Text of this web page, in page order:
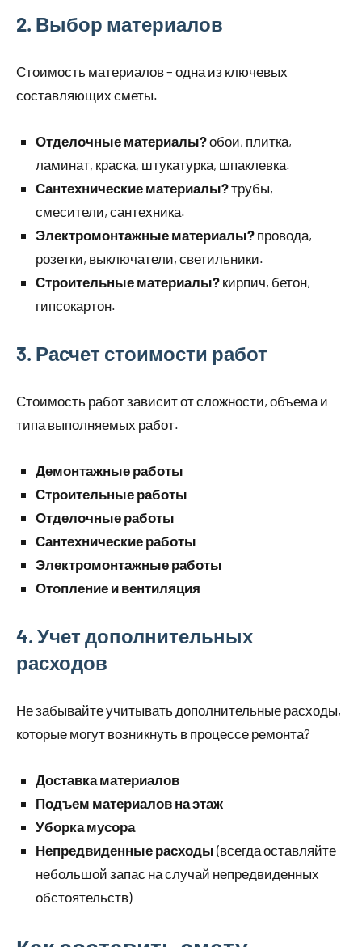
2. Выбор материалов
Стоимость материалов – одна из ключевых
составляющих сметы.
Отделочные материалы?обои, плитка,
ламинат, краска, штукатурка, шпаклевка.
Сантехнические материалы?трубы,
смесители, сантехника.
Электромонтажные материалы? провода,
розетки, выключатели, светильники.
Строительные материалы? кирпич, бетон,
гипсокартон.
3. Расчет стоимости работ
Стоимость работ зависит от сложности, объема и
типа выполняемых работ.
Демонтажные работы
Строительные работы
Отделочные работы
Сантехнические работы
Электромонтажные работы
Отопление и вентиляция
4. Учет дополнительных
расходов
Не забывайте учитывать дополнительные расходы,
которые могут возникнуть в процессе ремонта?
Доставка материалов
Подъем материалов на этаж
Уборка мусора
Непредвиденные расходы (всегда оставляйте
небольшой запас на случай непредвиденных
обстоятельств)